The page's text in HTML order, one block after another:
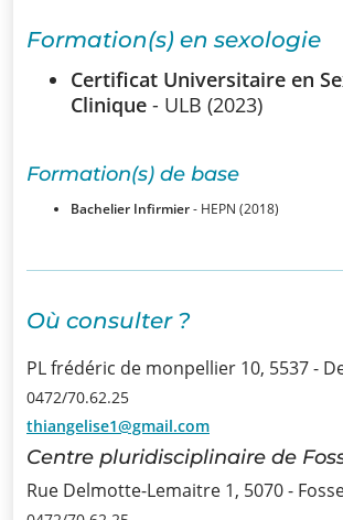
SSUB
Historique
sexologie
d’Ethique et de
Déontologique
Comité
Scientifique
Formation(s) en sexologie
Certificat Universitaire en
Clinique - ULB (2023)
Formation(s) de base
Bachelier Infirmier- HEPN (2018)
Où consulter ?
PL frédéric de monpellier 10, 5537 -
0472/70.62.25
thiangelise1@gmail.com
Centre pluridisciplinaire de
Rue Delmotte-Lemaitre 1, 5070 -